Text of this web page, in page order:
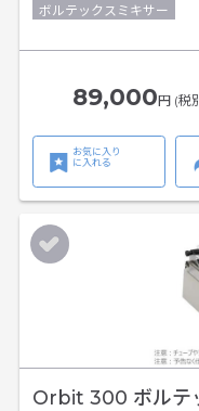
ボルテックスミキサー
89,000円 (税
お気に入り
に入れる
Orbit 300 ボルテ